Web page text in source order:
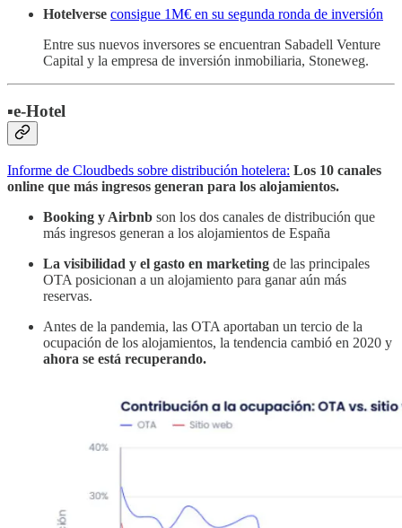
Hotelverse consigue 1M€ en su segunda ronda de inversión
Entre sus nuevos inversores se encuentran Sabadell Venture
Capital y la empresa de inversión inmobiliaria, Stoneweg.
▪️e-Hotel
Informe de Cloudbeds sobre distribución hotelera: Los 10 canales
online que más ingresos generan para los alojamientos.
Booking y Airbnb son los dos canales de distribución que
más ingresos generan a los alojamientos de España
La visibilidad y el gasto en marketing de las principales
OTA posicionan a un alojamiento para ganar aún más
reservas.
Antes de la pandemia, las OTA aportaban un tercio de la
ocupación de los alojamientos, la tendencia cambió en 2020 y
ahora se está recuperando.